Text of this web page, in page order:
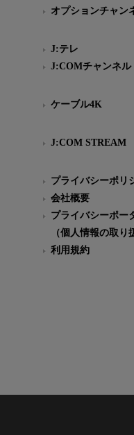
オプションチャン
J:テレ
J:COMチャンネル
ケーブル4K
J:COM STREAM
プライバシーポリ
会社概要
プライバシーポー
（個人情報の取り
利用規約